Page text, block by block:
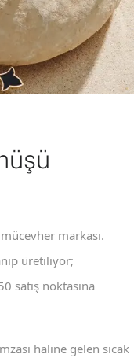
markası.
üretiliyor;
satış noktasına
haline gelen sıcak